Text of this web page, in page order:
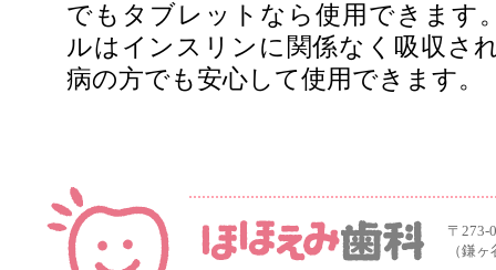
でもタブレットなら使用できます
ルはインスリンに関係なく吸収さ
病の方でも安心して使用できます。
〒273-
（鎌